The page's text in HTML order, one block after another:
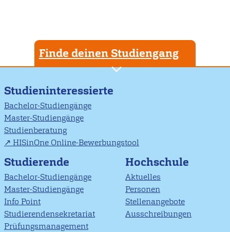
Finde deinen Studiengang
Studieninteressierte
Bachelor-Studiengänge
Master-Studiengänge
Studienberatung
HISinOne Online-Bewerbungstool
Studierende
Bachelor-Studiengänge
Master-Studiengänge
Info Point
Studierendensekretariat
Prüfungsmanagement
Hochschule
Aktuelles
Personen
Stellenangebote
Ausschreibungen